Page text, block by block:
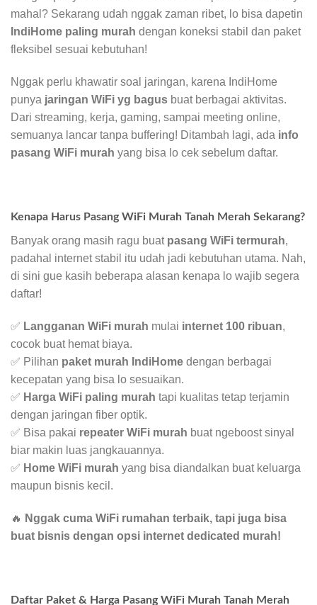
mahal? Sekarang udah nggak zaman ribet, lo bisa dapetin
IndiHome paling murah dengan koneksi stabil dan paket
fleksibel sesuai kebutuhan!
Nggak perlu khawatir soal jaringan, karena IndiHome
punya jaringan WiFi yg bagus buat berbagai aktivitas.
Dari streaming, kerja, gaming, sampai meeting online,
semuanya lancar tanpa buffering! Ditambah lagi, ada info
pasang WiFi murah yang bisa lo cek sebelum daftar.
Kenapa Harus Pasang WiFi Murah Tanah Merah Sekarang?
Banyak orang masih ragu buat pasang WiFi termurah,
padahal internet stabil itu udah jadi kebutuhan utama. Nah,
di sini gue kasih beberapa alasan kenapa lo wajib segera
daftar!
✅ Langganan WiFi murah mulai internet 100 ribuan,
cocok buat hemat biaya.
✅ Pilihan paket murah IndiHome dengan berbagai
kecepatan yang bisa lo sesuaikan.
✅ Harga WiFi paling murah tapi kualitas tetap terjamin
dengan jaringan fiber optik.
✅ Bisa pakai repeater WiFi murah buat ngeboost sinyal
biar makin luas jangkauannya.
✅ Home WiFi murah yang bisa diandalkan buat keluarga
maupun bisnis kecil.
🔥 Nggak cuma WiFi rumahan terbaik, tapi juga bisa
buat bisnis dengan opsi internet dedicated murah!
Daftar Paket & Harga Pasang WiFi Murah Tanah Merah